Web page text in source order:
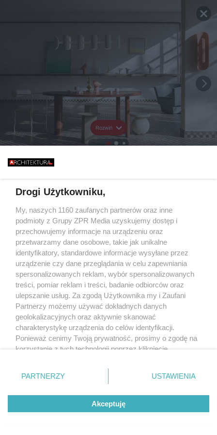
Rozwiń
Drogi Użytkowniku,
My, naszych 1160 zaufanych partnerów oraz inne
podmioty z Grupy ZPR Media uzyskujemy dostęp i
przechowujemy informacje na urządzeniu oraz
przetwarzamy dane osobowe, takie jak unikalne
identyfikatory, standardowe informacje wysyłane przez
urządzenie czy dane przeglądania w celu zapewniania
spersonalizowanych reklam, wybór spersonalizowanych
treści, pomiar reklam i treści, badanie odbiorców oraz
ulepszanie usług. Za zgodą Użytkownika my i Zaufani
Partnerzy możemy używać dokładnych danych
geolokalizacyjnych oraz aktywnie skanować
charakterystykę urządzenia do celów identyfikacji.
Ponieważ cenimy Twoją prywatność, prosimy o zgodę na
korzystanie z tych technologii poprzez kliknięcie
zmienić/wycofać klikając przycisk ustawień prywatności
znajdujący się w lewym dolnym rogu strony
rodzaje przetwarzania danych nie wymagają zgody
użytkownika, ale masz prawo sprzeciwić się takiemu
przetwarzaniu. Preferencje będą miały zastosowanie tylko
PARTNERZY USTAWIENIA
Akceptuję